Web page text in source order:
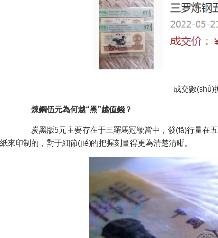
成交數(shù)
煉鋼伍元為何越“黑”越值錢？
炭黑版5元主要存在于三羅馬冠號當中，發(fā)行量在五
紙來印制的，對于細節(jié)的把握刻畫得更為清楚清晰。